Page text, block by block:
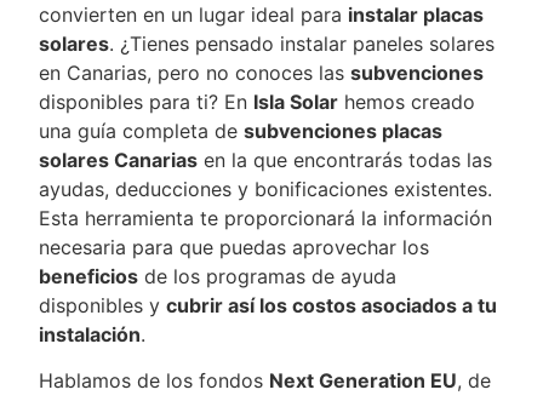
convierten en un lugar ideal para instalar placas
solares. ¿Tienes pensado instalar paneles solares
en Canarias, pero no conoces lassubvenciones
disponibles para ti? En Isla Solar hemos creado
una guía completa desubvenciones placas
solares Canarias en la que encontrarás todas las
ayudas, deducciones y bonificaciones existentes.
Esta herramienta te proporcionará la información
necesaria para que puedas aprovechar los
beneficios de los programas de ayuda
disponibles ycubrir así los costos asociados a tu
instalación.
Hablamos de los fondos Next Generation EU, de